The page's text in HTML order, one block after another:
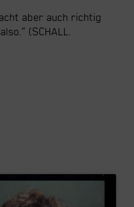
aber auch richtig
(SCHALL.